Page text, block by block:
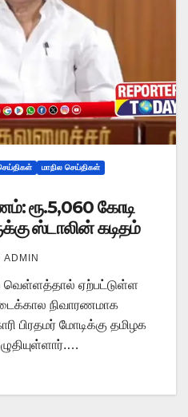
மாநில செய்திகள்
ரூ.5,060 கோடி
ஸ்டாலின் கடிதம்
ADMIN
வெள்ளத்தால் ஏற்பட்டுள்ள
நிவாரணமாக
பிரதமர் மோடிக்கு தமிழக